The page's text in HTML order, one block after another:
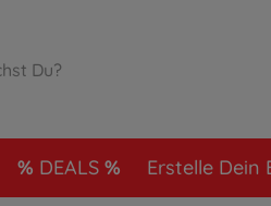
DEALS Erstelle Dein